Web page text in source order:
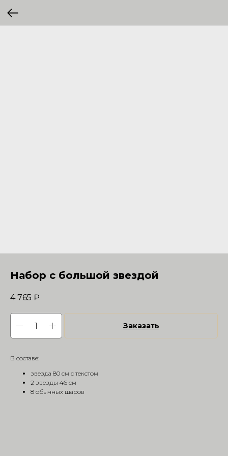
Набор с большой звездой
4 765 ₽
Заказать
В составе:
звезда 80 см с текстом
2 звезды 46 см
8 обычных шаров